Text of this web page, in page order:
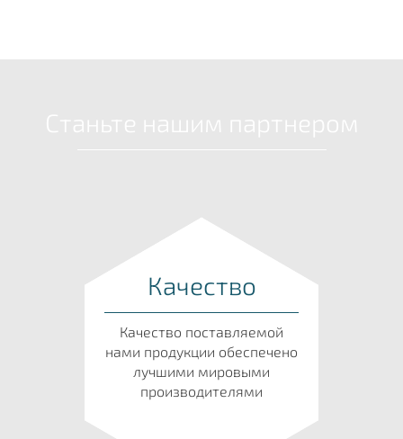
Качество
Качество поставляемой
нами продукции обеспечено
лучшими мировыми
производителями